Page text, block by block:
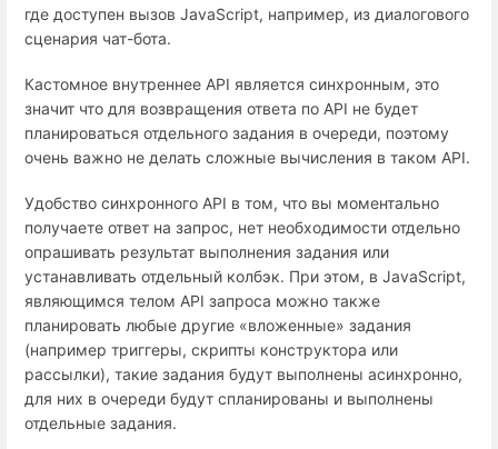
где доступен вызов JavaScript, например, из диалогового
сценария чат-бота.
Кастомное внутреннее API является синхронным, это
значит что для возвращения ответа по API не будет
планироваться отдельного задания в очереди, поэтому
очень важно не делать сложные вычисления в таком API.
Удобство синхронного API в том, что вы моментально
получаете ответ на запрос, нет необходимости отдельно
опрашивать результат выполнения задания или
устанавливать отдельный колбэк. При этом, в JavaScript,
являющимся телом API запроса можно также
планировать любые другие «вложенные» задания
(например триггеры, скрипты конструктора или
рассылки), такие задания будут выполнены асинхронно,
для них в очереди будут спланированы и выполнены
отдельные задания.